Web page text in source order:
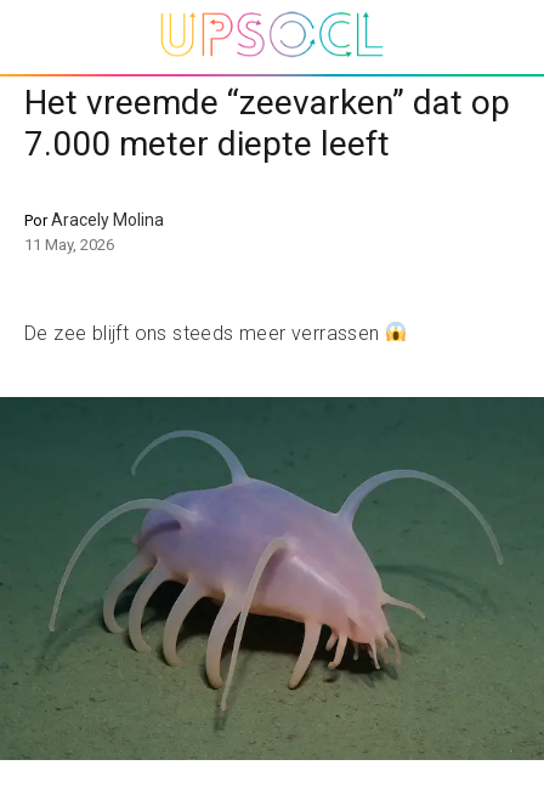
Het vreemde “zeevarken” dat op
7.000 meter diepte leeft
PorAracely Molina
11 May, 2026
De zee blijft ons steeds meer verrassen